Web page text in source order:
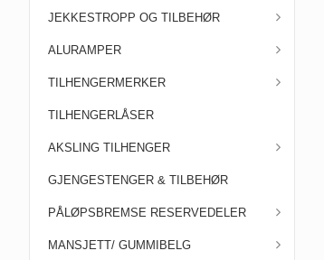
JEKKESTROPP OG TILBEHØR
ALURAMPER
TILHENGERMERKER
TILHENGERLÅSER
AKSLING TILHENGER
GJENGESTENGER & TILBEHØR
PÅLØPSBREMSE RESERVEDELER
MANSJETT/ GUMMIBELG